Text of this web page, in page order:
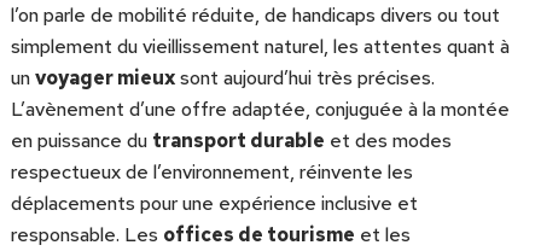
l’on parle de mobilité réduite, de handicaps divers ou tout
simplement du vieillissement naturel, les attentes quant à
unvoyager mieuxsont aujourd’hui très précises.
L’avènement d’une offre adaptée, conjuguée à la montée
en puissance du transport durable et des modes
respectueux de l’environnement, réinvente les
déplacements pour une expérience inclusive et
responsable. Les offices de tourisme et les